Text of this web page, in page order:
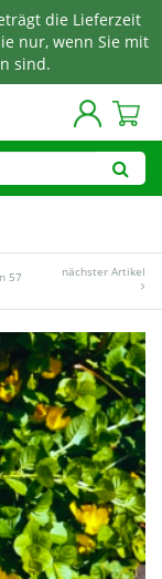
die Lieferzeit
nur, wenn Sie mit
sind.
57 nächster Artikel